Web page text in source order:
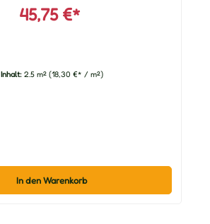
45,75 €*
Inhalt: 2.5 m² (18,30 €* / m²)
In den Warenkorb